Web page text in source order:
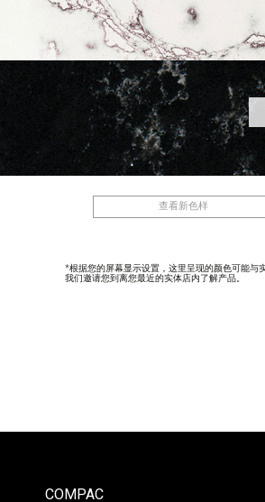
查看新色样
*根据您的屏幕显示设置，这里呈现的颜色可能与
我们邀请您到离您最近的实体店内了解产品。
COMPAC